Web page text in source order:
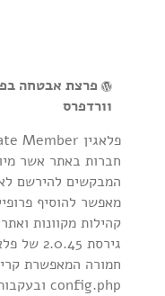
וורדפרס
חברות באתר אשר
המבקשים להירשם
מאפשר להוסיף
גירסת
config.php ובעקבות זאת להרס אתר הוורדפרס. […]